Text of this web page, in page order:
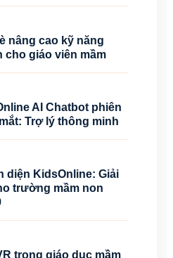
nâng cao kỹ năng
cho giáo viên mầm
AI Chatbot phiên
Trợ lý thông minh
diện KidsOnline: Giải
trường mầm non
trong giáo dục mầm